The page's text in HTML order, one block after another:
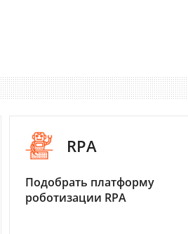
RPA
Подобрать платформу
роботизации RPA